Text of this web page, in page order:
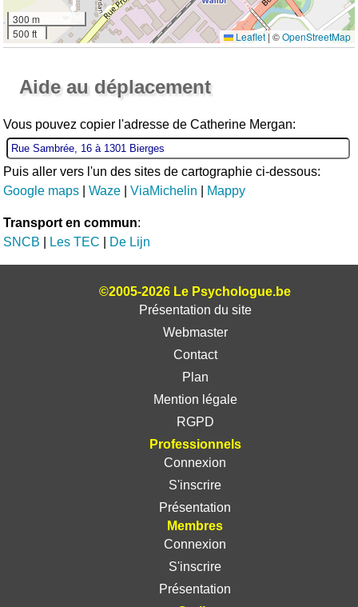
300 m
500 ft
Leaflet|©OpenStreetMap
Aide au déplacement
Vous pouvez copier l'adresse de Catherine Mergan:
Puis aller vers l'un des sites de cartographie ci-dessous:
Google maps |Waze |ViaMichelin Mappy
Transport en commun:
SNCB
Les TEC De Lijn
©2005-2026 Le Psychologue.be
Présentation du site
Webmaster
Contact
Plan
Mention légale
RGPD
Professionnels
Connexion
S'inscrire
Présentation
Membres
Connexion
S'inscrire
Présentation